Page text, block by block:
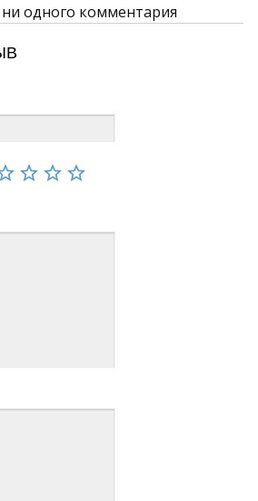
одного комментария